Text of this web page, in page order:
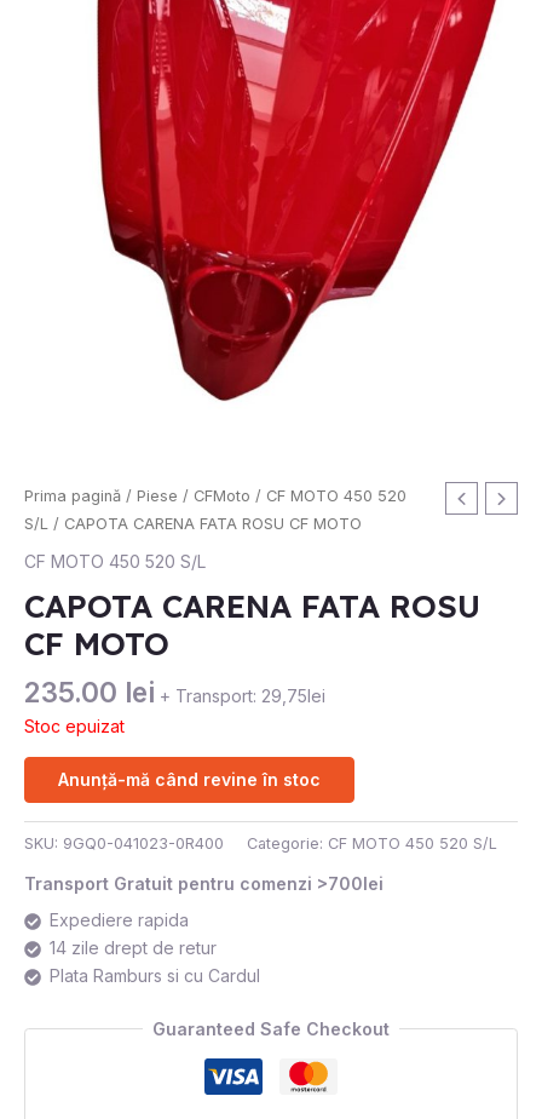
Prima pagină / Piese / CFMoto / CF MOTO 450 520
S/L / CAPOTA CARENA FATA ROSU CF MOTO
CF MOTO 450 520 S/L
CAPOTA CARENA FATA ROSU
CF MOTO
235.00 lei + Transport: 29,75lei
Stoc epuizat
Anunță-mă când revine în stoc
SKU: 9GQ0-041023-0R400 Categorie: CF MOTO 450 520 S/L
Transport Gratuit pentru comenzi >700lei
Expediere rapida
14 zile drept de retur
Plata Ramburs si cu Cardul
Guaranteed Safe Checkout